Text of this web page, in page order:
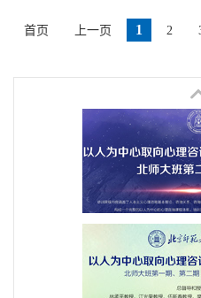
首页 上一页 1 2